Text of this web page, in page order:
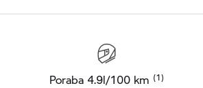
Poraba 4.9l/100 km